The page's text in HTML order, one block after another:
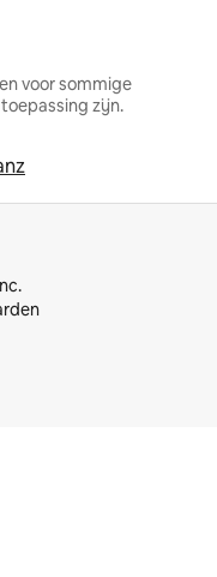
voor sommige
zijn.